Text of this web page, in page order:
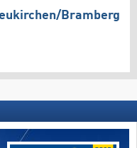
​Bramberg